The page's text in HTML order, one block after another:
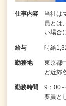
仕事内容
当社は
員とは
い場合
給与 時給
勤務地
東京都
ど近郊
勤務時間
9：00
要員と